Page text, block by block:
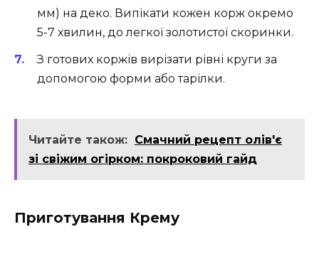
мм) на деко. Випікати кожен корж окремо
5-7 хвилин, до легкої золотистої скоринки.
З готових коржів вирізати рівні круги за
допомогою форми або тарілки.
Читайте також: Смачний рецепт олів'є
зі свіжим огірком: покроковий гайд
Приготування Крему